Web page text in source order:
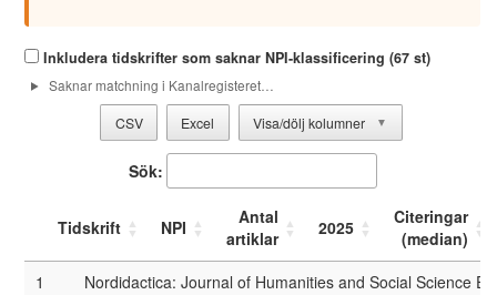
Inkludera tidskrifter som saknar NPI-klassificering (67 st)
Saknar matchning i Kanalregisteret…
CSV Excel Visa/dölj kolumner ▼
Sök:
Tidskrift NPI
Antal
artiklar
2025
Citeringar
(median)
1
Nordidactica: Journal of Humanities and Social Science